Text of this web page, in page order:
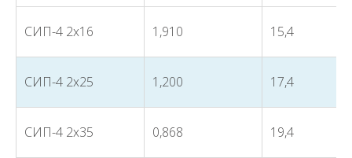
СИП-4 2х16 1,910 15,4
СИП-4 2х25 1,200 17,4
СИП-4 2х35 0,868 19,4